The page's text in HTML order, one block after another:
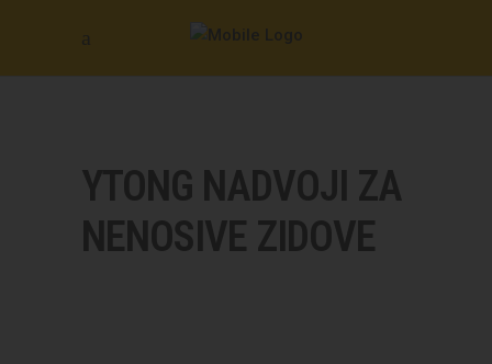
YTONG NADVOJI ZA
NENOSIVE ZIDOVE